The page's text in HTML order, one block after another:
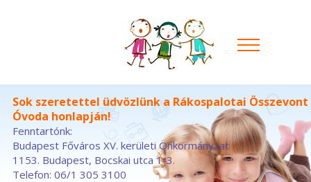
Sok szeretettel üdvözlünk a Rákospalotai Összevont
Óvoda honlapján!
Fenntartónk:
Budapest Főváros XV. kerületi Önkormányzat
1153. Budapest, Bocskai utca 1-3.
Telefon: 06/1 305 3100